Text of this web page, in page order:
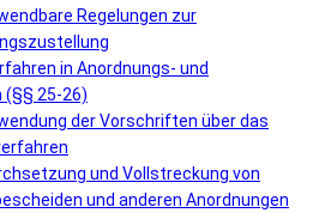
Regelungen zur
in Anordnungs- und
(§§ 25-26)
der Vorschriften über das
und Vollstreckung von
und anderen Anordnungen